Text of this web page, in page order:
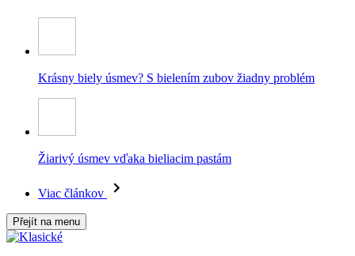
Krásny biely úsmev? S bielením zubov žiadny problém
Žiarivý úsmev vďaka bieliacim pastám
Viac článkov
Přejít na menu